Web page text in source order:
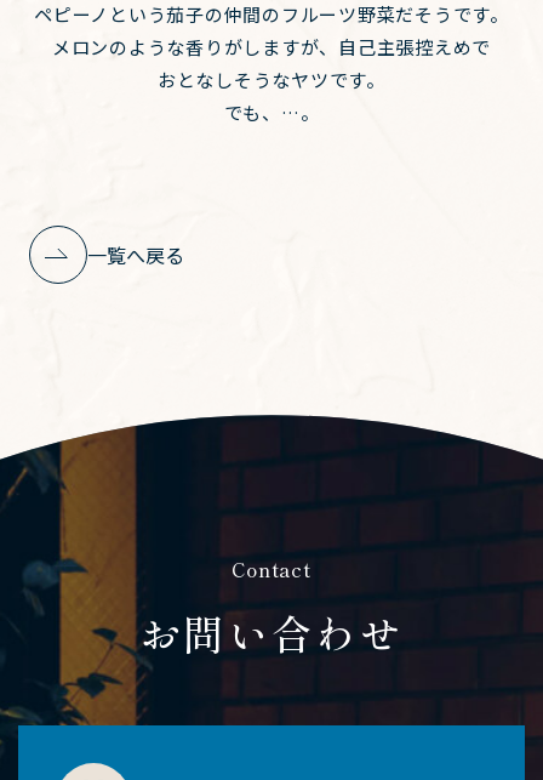
ペピーノという茄子の仲間のフルーツ野菜だそうです。
メロンのような香りがしますが、自己主張控えめで
おとなしそうなヤツです。
でも、…。
一覧へ戻る
Contact
​​​​​​​お問い合わせ